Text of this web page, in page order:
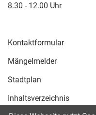
8.30 - 12.00 Uhr
Kontaktformular
Mängelmelder
Stadtplan
Inhaltsverzeichnis